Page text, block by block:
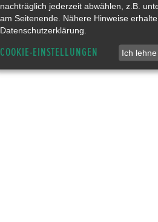
nachträglich jederzeit abwählen, z.B.
am Seitenende. Nähere Hinweise
Datenschutzerklärung.
COOKIE-EINSTELLUNGEN Ich